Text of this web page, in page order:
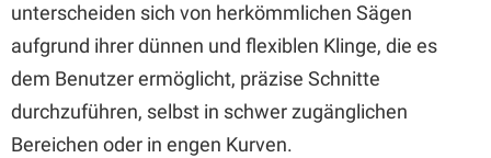
unterscheiden sich von herkömmlichen Sägen
aufgrund ihrer dünnen und flexiblen Klinge, die es
dem Benutzer ermöglicht, präzise Schnitte
durchzuführen, selbst in schwer zugänglichen
Bereichen oder in engen Kurven.